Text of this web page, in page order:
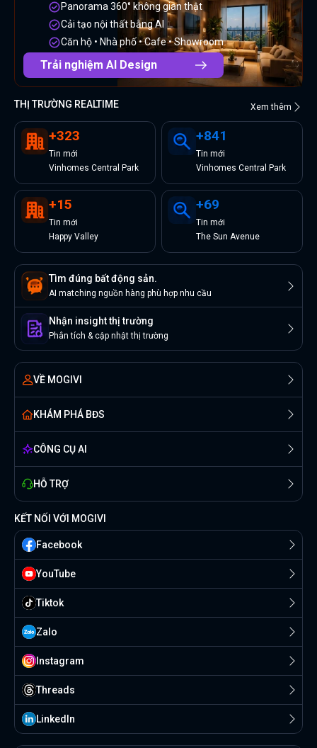
Panorama 360° không gian thật
Cải tạo nội thất bằng AI
Căn hộ • Nhà phố • Cafe • Showroom
Trải nghiệm AI Design
THỊ TRƯỜNG REALTIME Xem thêm
+323
Tin mới
Vinhomes Central Park
+841
Tin mới
Vinhomes Central Park
+15
Tin mới
Happy Valley
+69
Tin mới
The Sun Avenue
Tìm đúng bất động sản.
AI matching nguồn hàng phù hợp nhu cầu
Nhận insight thị trường
Phân tích & cập nhật thị trường
VỀ MOGIVI
KHÁM PHÁ BĐS
CÔNG CỤ AI
HỖ TRỢ
KẾT NỐI VỚI MOGIVI
Facebook
YouTube
Tiktok
Zalo
Instagram
Threads
Linkedln